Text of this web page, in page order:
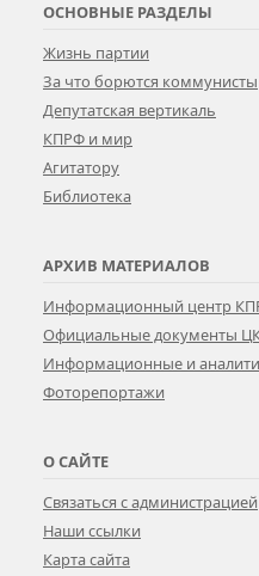
ОСНОВНЫЕ РАЗДЕЛЫ
Жизнь партии
За что борются коммунисты
Депутатская вертикаль
КПРФ и мир
Агитатору
Библиотека
АРХИВ МАТЕРИАЛОВ
Информационный центр
Официальные документы
Информационные и
Фоторепортажи
О САЙТЕ
Связаться с администрацией
Наши ссылки
Карта сайта